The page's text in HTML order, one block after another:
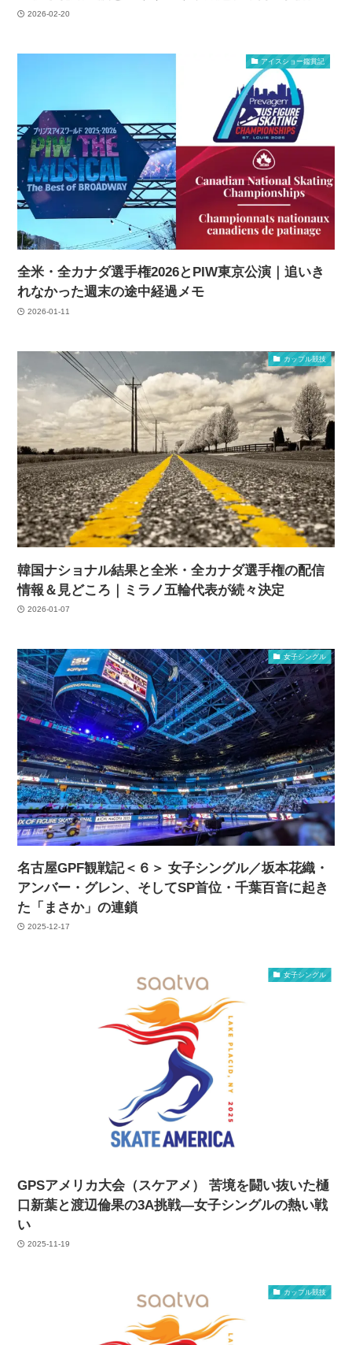
2026-02-20
アイスショー鑑賞記
全米・全カナダ選手権2026とPIW東京公演｜追いき
れなかった週末の途中経過メモ
2026-01-11
カップル競技
韓国ナショナル結果と全米・全カナダ選手権の配信
情報＆見どころ｜ミラノ五輪代表が続々決定
2026-01-07
女子シングル
名古屋GPF観戦記＜６＞ 女子シングル／坂本花織・
アンバー・グレン、そしてSP首位・千葉百音に起き
た「まさか」の連鎖
2025-12-17
女子シングル
GPSアメリカ大会（スケアメ） 苦境を闘い抜いた樋
口新葉と渡辺倫果の3A挑戦—女子シングルの熱い戦
い
2025-11-19
カップル競技